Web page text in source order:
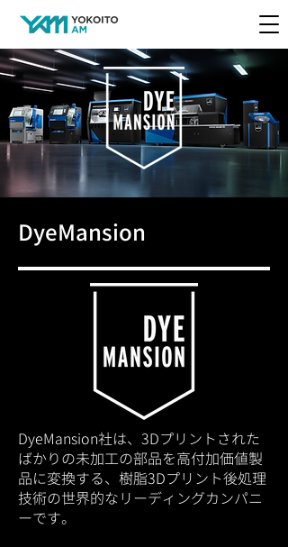
​DyeMansion
DyeMansion社は、3Dプリントされた
ばかりの未加工の部品を高付加価値製
品に変換する、樹脂3Dプリント後処理
技術の世界的なリーディングカンパニ
ーです。